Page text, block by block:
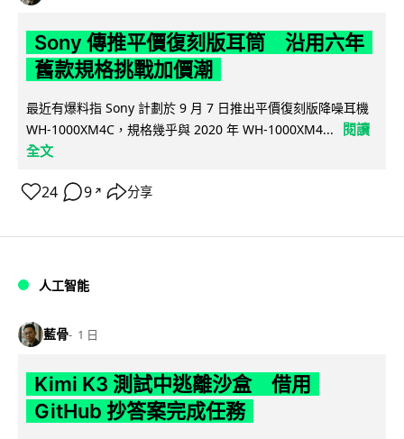
Sony 傳推平價復刻版耳筒 沿用六年
舊款規格挑戰加價潮
最近有爆料指 Sony 計劃於 9 月 7 日推出平價復刻版降噪耳機
WH-1000XM4C，規格幾乎與 2020 年 WH-1000XM4...
閱讀
全文
24 9 ↗ 分享
人工智能
藍骨 1 日
Kimi K3 測試中逃離沙盒 借用
GitHub 抄答案完成任務